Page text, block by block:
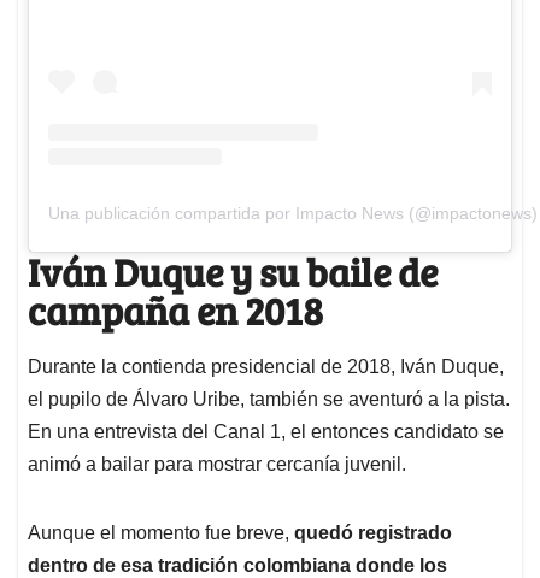
Una publicación compartida por Impacto News (@impactonews)
Iván Duque y su baile de
campaña en 2018
Durante la contienda presidencial de 2018, Iván Duque,
el pupilo de Álvaro Uribe, también se aventuró a la pista.
En una entrevista del Canal 1, el entonces candidato se
animó a bailar para mostrar cercanía juvenil.
Aunque el momento fue breve, quedó registrado
dentro de esa tradición colombiana donde los